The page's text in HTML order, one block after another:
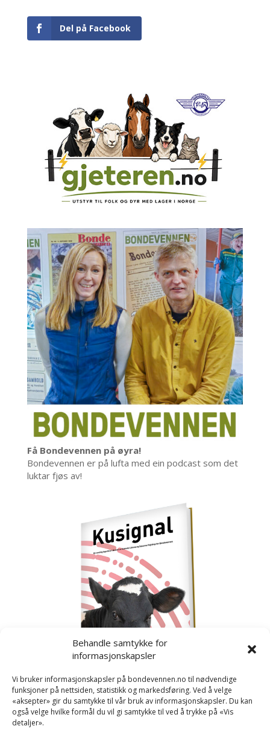
Behandle samtykke for
informasjonskapsler
Vi bruker informasjonskapsler på bondevennen.no til nødvendige
funksjoner på nettsiden, statistikk og markedsføring. Ved å velge
«aksepter» gir du samtykke til vår bruk av informasjonskapsler. Du kan
også velge hvilke formål du vil gi samtykke til ved å trykke på «Vis
detaljer».
Del på Facebook
Få Bondevennen på øyra!
Bondevennen er på lufta med ein podcast som det
luktar fjøs av!